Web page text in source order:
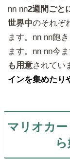
nn nn2週間ごと
世界中のそれぞ
ます。nn nn飽
ます。nn nn今
も用意されてい
インを集めたり
マリオカ